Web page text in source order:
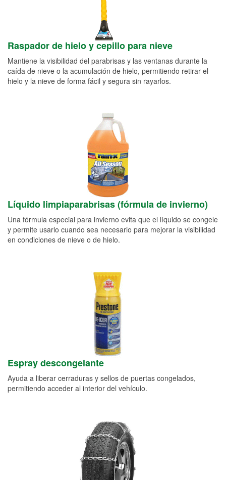
Raspador de hielo y cepillo para nieve
Mantiene la visibilidad del parabrisas y las ventanas durante la
caída de nieve o la acumulación de hielo, permitiendo retirar el
hielo y la nieve de forma fácil y segura sin rayarlos.
Líquido limpiaparabrisas (fórmula de invierno)
Una fórmula especial para invierno evita que el líquido se congele
y permite usarlo cuando sea necesario para mejorar la visibilidad
en condiciones de nieve o de hielo.
Espray descongelante
Ayuda a liberar cerraduras y sellos de puertas congelados,
permitiendo acceder al interior del vehículo.